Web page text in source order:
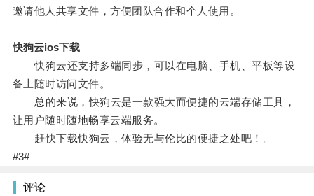
邀请他人共享文件，方便团队合作和个人使用。
快狗云ios下载
快狗云还支持多端同步，可以在电脑、手机、平板等设
备上随时访问文件。
总的来说，快狗云是一款强大而便捷的云端存储工具，
让用户随时随地畅享云端服务。
赶快下载快狗云，体验无与伦比的便捷之处吧！。
#3#
评论